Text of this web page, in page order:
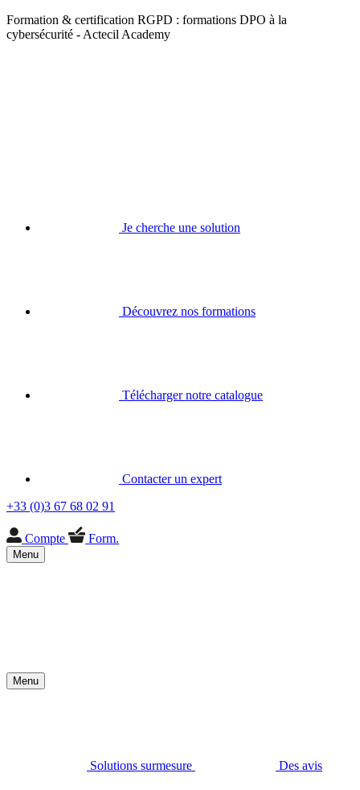
Formation & certification RGPD : formations DPO à la
cybersécurité - Actecil Academy
Je cherche une solution
Découvrez nos formations
Télécharger notre catalogue
Contacter un expert
+33 (0)3 67 68 02 91
Compte Form.
Menu
Menu
Solutions surmesure Des avis